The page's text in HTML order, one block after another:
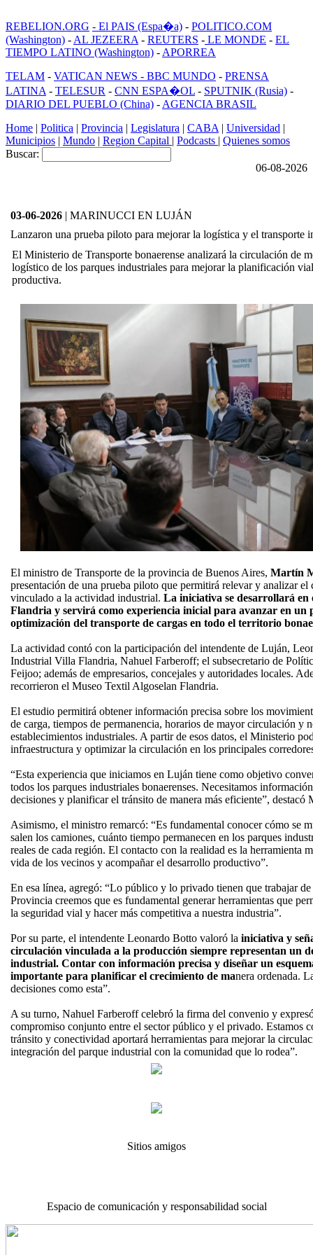
REBELION.ORG - El PAIS (Espa�a) - POLITICO.COM
(Washington) - AL JEZEERA - REUTERS - LE MONDE - EL
TIEMPO LATINO (Washington) - APORREA
TELAM - VATICAN NEWS - BBC MUNDO - PRENSA
LATINA - TELESUR - CNN ESPA�OL - SPUTNIK (Rusia) -
DIARIO DEL PUEBLO (China) - AGENCIA BRASIL
Home | Politica | Provincia | Legislatura | CABA | Universidad |
Municipios | Mundo | Region Capital | Podcasts | Quienes somos
Buscar:
06-08-2026
03-06-2026 | MARINUCCI EN LUJÁN
Lanzaron una prueba piloto para mejorar la logística y el transporte
El Ministerio de Transporte bonaerense analizará la circulación de
logístico de los parques industriales para mejorar la planificación
productiva.
El ministro de Transporte de la provincia de Buenos Aires, Martín
presentación de una prueba piloto que permitirá relevar y analizar
vinculado a la actividad industrial. La iniciativa se desarrollará
Flandria y servirá como experiencia inicial para avanzar en un
optimización del transporte de cargas en todo el territorio
La actividad contó con la participación del intendente de Luján,
Industrial Villa Flandria, Nahuel Farberoff; el subsecretario de
Feijoo; además de empresarios, concejales y autoridades locales.
recorrieron el Museo Textil Algoselan Flandria.
El estudio permitirá obtener información precisa sobre los
de carga, tiempos de permanencia, horarios de mayor circulación y
establecimientos industriales. A partir de esos datos, el Ministerio
infraestructura y optimizar la circulación en los principales
“Esta experiencia que iniciamos en Luján tiene como objetivo
todos los parques industriales bonaerenses. Necesitamos
decisiones y planificar el tránsito de manera más eficiente”, destacó
Asimismo, el ministro remarcó: “Es fundamental conocer cómo se
salen los camiones, cuánto tiempo permanecen en los parques
reales de cada región. El contacto con la realidad es la herramienta
vida de los vecinos y acompañar el desarrollo productivo”.
En esa línea, agregó: “Lo público y lo privado tienen que trabajar
Provincia creemos que es fundamental generar herramientas que
la seguridad vial y hacer más competitiva a nuestra industria”.
Por su parte, el intendente Leonardo Botto valoró la iniciativa y
circulación vinculada a la producción siempre representan un
industrial. Contar con información precisa y diseñar un
importante para planificar el crecimiento de manera ordenada.
decisiones como esta”.
A su turno, Nahuel Farberoff celebró la firma del convenio y
compromiso conjunto entre el sector público y el privado. Estamos
tránsito y conectividad aportará herramientas para mejorar la
integración del parque industrial con la comunidad que lo rodea”.
Sitios amigos
Espacio de comunicación y responsabilidad social